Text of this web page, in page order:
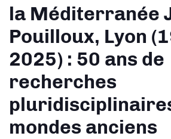
la Méditerranée
Pouilloux, Lyon
2025) : 50 ans de
recherches
mondes anciens